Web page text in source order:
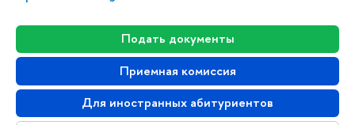
Подать документы
Приемная комиссия
Для иностранных абитуриентов